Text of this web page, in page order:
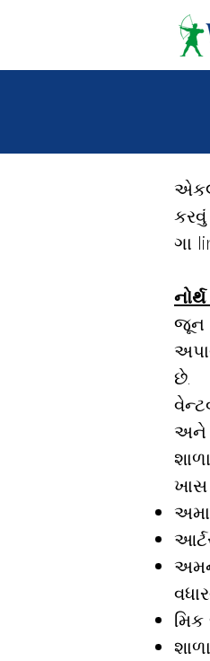
ગા
જૂન
છે.
અને
ખાસ